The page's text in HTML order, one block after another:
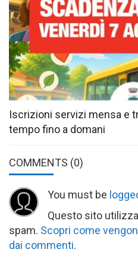
Iscrizioni servizi mensa e
tempo fino a domani
COMMENTS (0)
You must be
Questo sito
spam. Scopri come
dai commenti.